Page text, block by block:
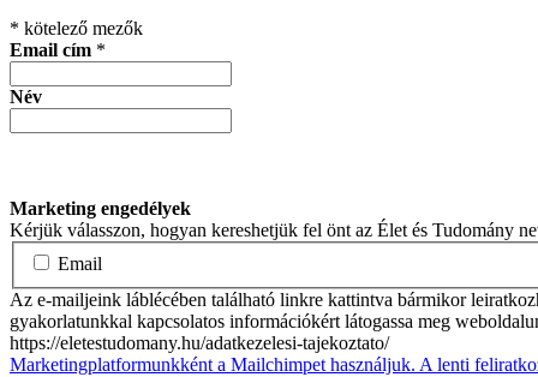
* kötelező mezők
Email cím *
Név
Marketing engedélyek
Kérjük válasszon, hogyan kereshetjük fel önt az Élet és Tudomány
Email
Az e-mailjeink láblécében található linkre kattintva bármikor
gyakorlatunkkal kapcsolatos információkért látogassa meg
https://eletestudomany.hu/adatkezelesi-tajekoztato/
Marketingplatformunkként a Mailchimpet használjuk. A lenti